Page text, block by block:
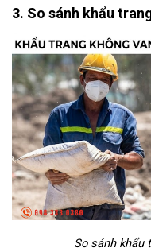
3. So sánh khẩu
So sánh khẩu